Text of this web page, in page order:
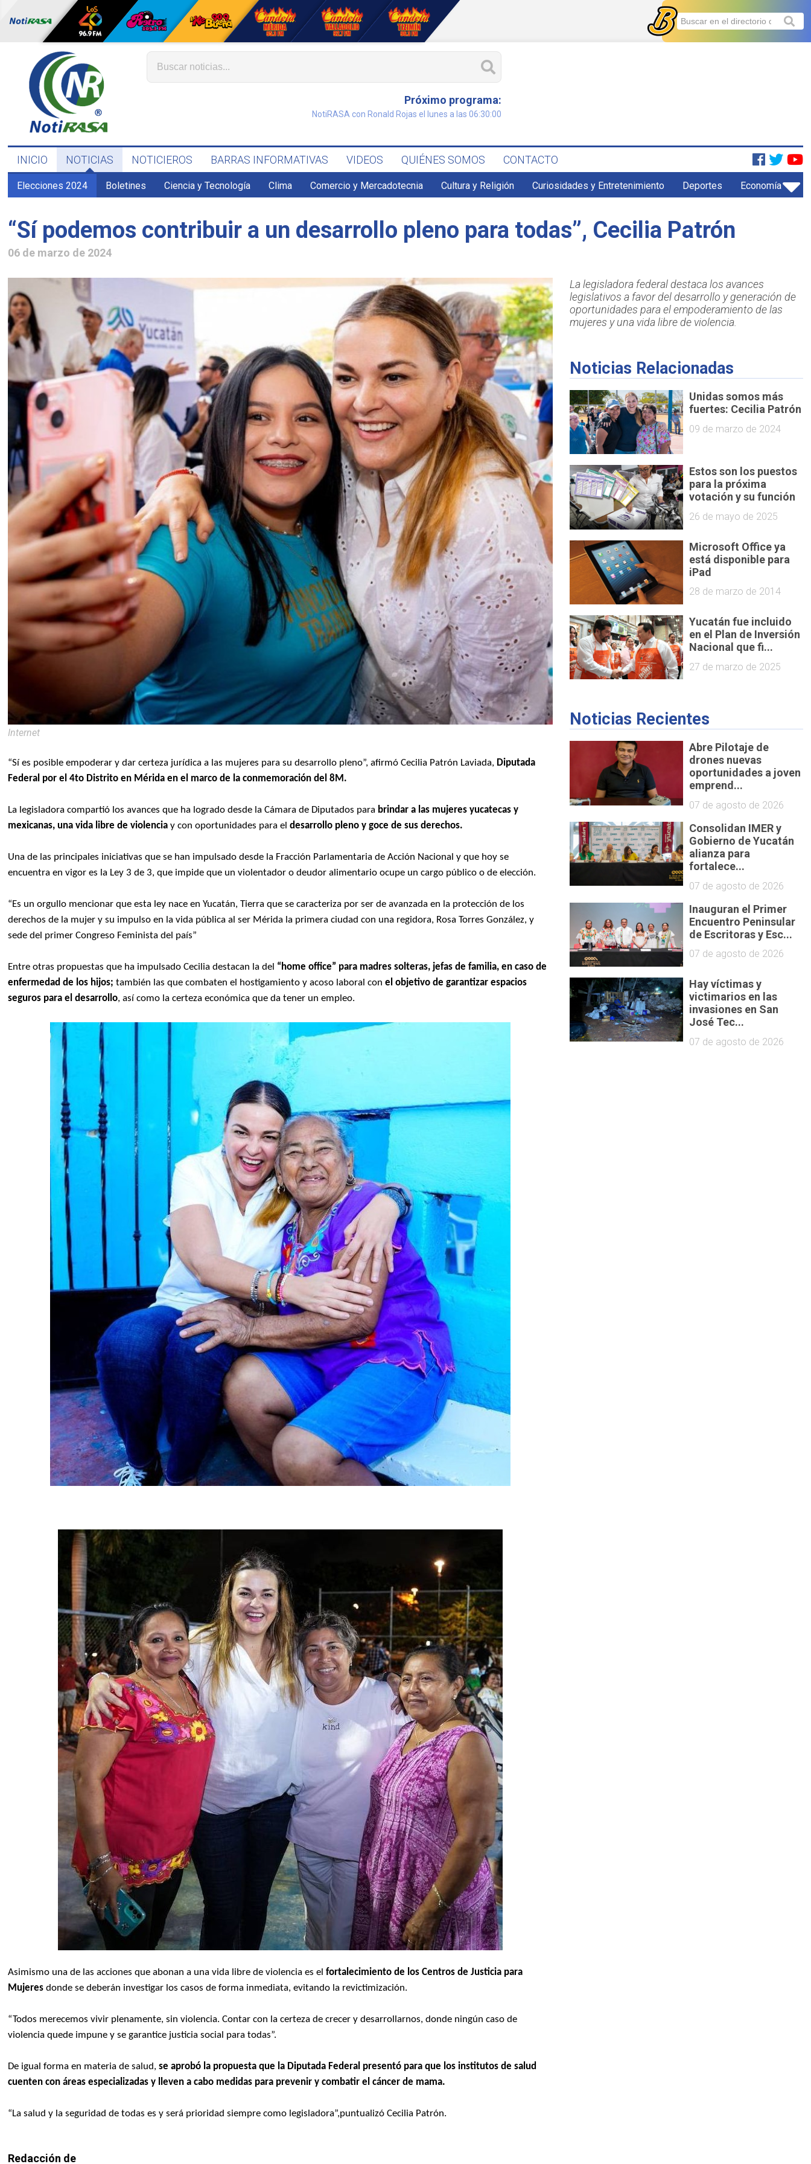
Próximo programa:
NotiRASA con Ronald Rojas el lunes a las 06:30:00
INICIO NOTICIAS NOTICIEROS BARRAS INFORMATIVAS VIDEOS QUIÉNES SOMOS CONTACTO
Elecciones 2024 Boletines Ciencia y Tecnología Clima Comercio y Mercadotecnia Cultura y Religión Curiosidades y Entretenimiento Deportes Economía
“Sí podemos contribuir a un desarrollo pleno para todas”, Cecilia Patrón
06 de marzo de 2024
Internet
“Sí es posible empoderar y dar certeza jurídica a las mujeres para su desarrollo pleno”, afirmó Cecilia Patrón Laviada, Diputada
Federal por el 4to Distrito en Mérida en el marco de la conmemoración del 8M.
La legisladora compartió los avances que ha logrado desde la Cámara de Diputados para brindar a las mujeres yucatecas y
mexicanas, una vida libre de violencia y con oportunidades para el desarrollo pleno y goce de sus derechos.
Una de las principales iniciativas que se han impulsado desde la Fracción Parlamentaria de Acción Nacional y que hoy se
encuentra en vigor es la Ley 3 de 3, que impide que un violentador o deudor alimentario ocupe un cargo público o de elección.
“Es un orgullo mencionar que esta ley nace en Yucatán, Tierra que se caracteriza por ser de avanzada en la protección de los
derechos de la mujer y su impulso en la vida pública al ser Mérida la primera ciudad con una regidora, Rosa Torres González, y
sede del primer Congreso Feminista del país”
Entre otras propuestas que ha impulsado Cecilia destacan la del “home office” para madres solteras, jefas de familia, en caso de
enfermedad de los hijos; también las que combaten el hostigamiento y acoso laboral conel objetivo de garantizar espacios
seguros para el desarrollo, así como la certeza económica que da tener un empleo.
Asimismo una de las acciones que abonan a una vida libre de violencia es el fortalecimiento de los Centros de Justicia para
Mujeres donde se deberán investigar los casos de forma inmediata, evitando la revictimización.
“Todos merecemos vivir plenamente, sin violencia. Contar con la certeza de crecer y desarrollarnos, donde ningún caso de
violencia quede impune y se garantice justicia social para todas”.
De igual forma en materia de salud,se aprobó la propuesta que la Diputada Federal presentó para que los institutos de salud
cuenten con áreas especializadas y lleven a cabo medidas para prevenir y combatir el cáncer de mama.
“La salud y la seguridad de todas es y será prioridad siempre como legisladora”,puntualizó Cecilia Patrón.
Redacción de
La legisladora federal destaca los avances
legislativos a favor del desarrollo y generación de
oportunidades para el empoderamiento de las
mujeres y una vida libre de violencia.
Noticias Relacionadas
Unidas somos más
fuertes: Cecilia Patrón
09 de marzo de 2024
Estos son los puestos
para la próxima
votación y su función
26 de mayo de 2025
Microsoft Office ya
está disponible para
iPad
28 de marzo de 2014
Yucatán fue incluido
en el Plan de Inversión
Nacional que fi...
27 de marzo de 2025
Noticias Recientes
Abre Pilotaje de
drones nuevas
oportunidades a joven
emprend...
07 de agosto de 2026
Consolidan IMER y
Gobierno de Yucatán
alianza para
fortalece...
07 de agosto de 2026
Inauguran el Primer
Encuentro Peninsular
de Escritoras y Esc...
07 de agosto de 2026
Hay víctimas y
victimarios en las
invasiones en San
José Tec...
07 de agosto de 2026